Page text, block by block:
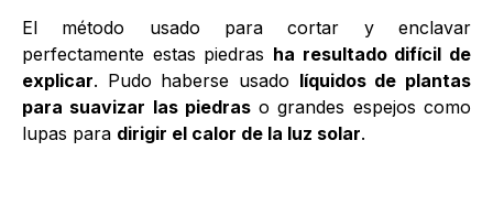
El método usado para cortar y enclavar
perfectamente estas piedras ha resultado difícil de
explicar. Pudo haberse usado líquidos de plantas
para suavizar las piedraso grandes espejos como
lupas para dirigir el calor de la luz solar.